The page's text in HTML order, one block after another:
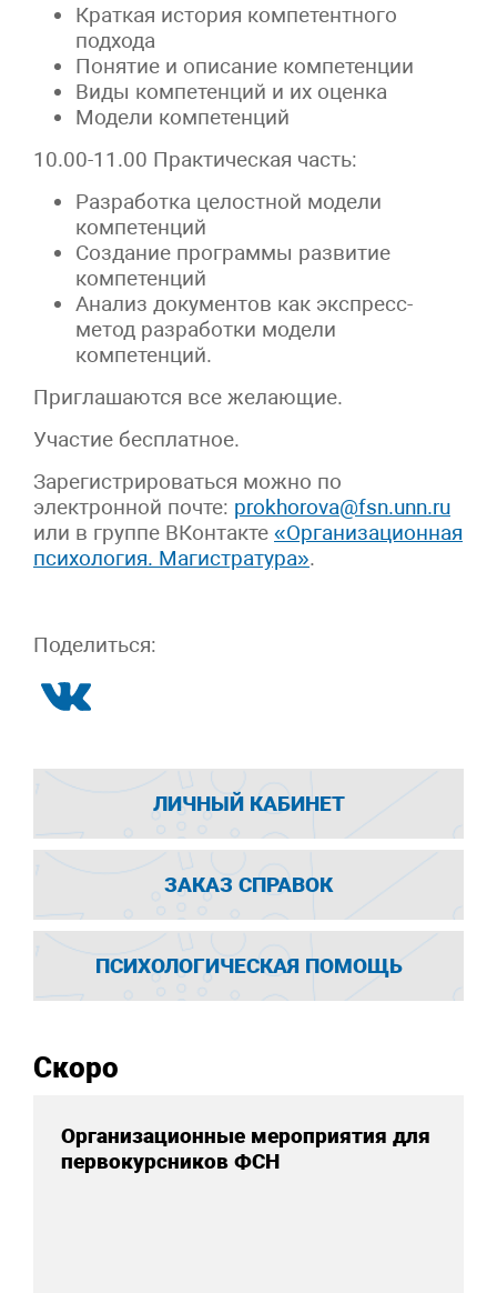
Краткая история компетентного
подхода
Понятие и описание компетенции
Виды компетенций и их оценка
Модели компетенций
10.00-11.00 Практическая часть:
Разработка целостной модели
компетенций
Создание программы развитие
компетенций
Анализ документов как экспресс-
метод разработки модели
компетенций.
Приглашаются все желающие.
Участие бесплатное.
Зарегистрироваться можно по
электронной почте: prokhorova@fsn.unn.ru
или в группе ВКонтакте «Организационная
психология. Магистратура».
Поделиться:
ЛИЧНЫЙ КАБИНЕТ
ЗАКАЗ СПРАВОК
ПСИХОЛОГИЧЕСКАЯ ПОМОЩЬ
Скоро
Организационные мероприятия для
первокурсников ФСН